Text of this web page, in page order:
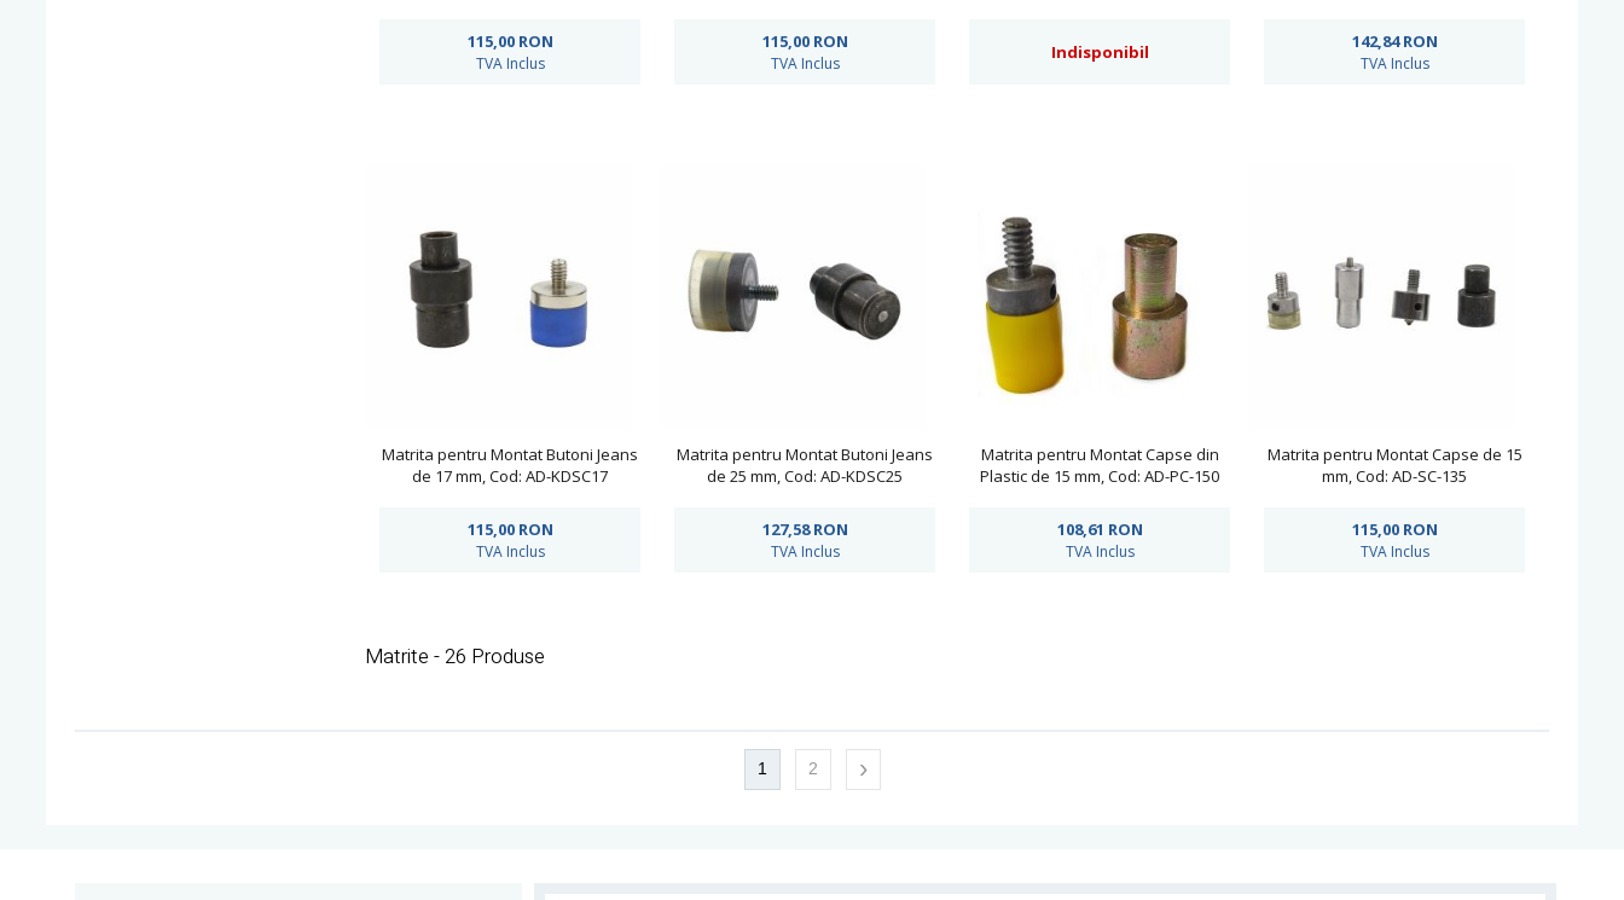
115,00 RON
TVA Inclus
115,00 RON
TVA Inclus
Indisponibil
142,84RON
TVA Inclus
Matrita pentru Montat Butoni Jeans
de 17 mm, Cod: AD-KDSC17
115,00 RON
TVA Inclus
Matrita pentru Montat Butoni Jeans
de 25 mm, Cod: AD-KDSC25
127,58RON
TVA Inclus
Matrita pentru Montat Capse din
Plastic de 15 mm, Cod: AD-PC-150
108,61 RON
TVA Inclus
Matrita pentru Montat Capse de 15
mm, Cod: AD-SC-135
115,00 RON
TVA Inclus
Matrite - 26 Produse
1 2 ›